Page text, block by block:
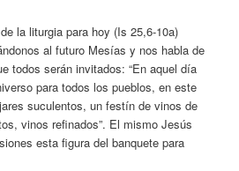
la liturgia para hoy (Is 25,6-10a)
al futuro Mesías y nos habla de
todos serán invitados: “En aquel día
para todos los pueblos, en este
suculentos, un festín de vinos de
vinos refinados”. El mismo Jesús
esta figura del banquete para